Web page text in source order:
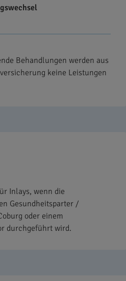
Behandlungen werden aus
keine Leistungen
Inlays, wenn die
Gesundheitsparter /
oder einem
durchgeführt wird.